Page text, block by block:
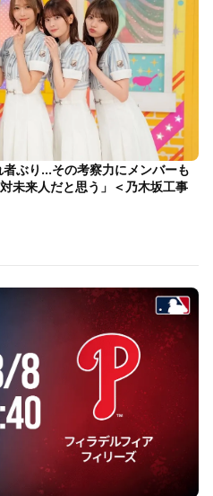
ぶり…その考察力にメンバーも
未来人だと思う」＜乃木坂工事